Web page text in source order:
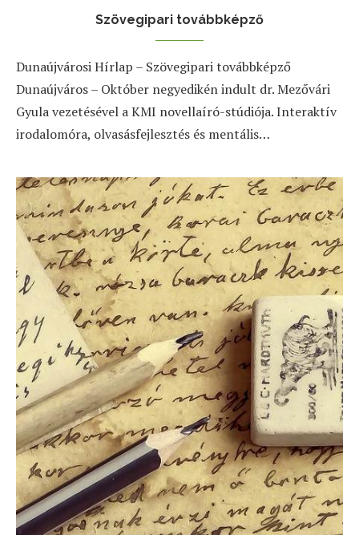
Szövegipari továbbképző
Dunaújvárosi Hírlap – Szövegipari továbbképző
Dunaújváros – Október negyedikén indult dr. Mezővári
Gyula vezetésével a KMI novellaíró-stúdiója. Interaktív
irodalomóra, olvasásfejlesztés és mentális…